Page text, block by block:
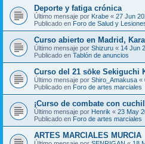
Deporte y fatiga crónica
Último mensaje por Krabe « 27 Jun
Publicado en Foro de Salud y
Curso abierto en Madrid,
Último mensaje por Shizuru « 14 Jun
Publicado en Tablón de anuncios
Curso del 21 sōke Sekiguchi
Último mensaje por Shiro_Amakusa «
Publicado en Foro de artes marciales
¡Curso de combate con
Último mensaje por Henrik « 23 May
Publicado en Foro de artes marciales
ARTES MARCIALES MURCIA